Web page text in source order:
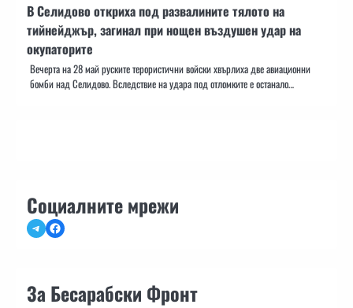
В Селидово откриха под развалините тялото на
тийнейджър, загинал при нощен въздушен удар на
окупаторите
Вечерта на 28 май руските терористични войски хвърлиха две авиационни
бомби над Селидово. Вследствие на удара под отломките е останало…
Социалните мрежи
TelegramFacebook
За Бесарабски Фронт